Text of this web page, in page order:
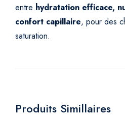
entre hydratation efficace,
confort capillaire, pour des
saturation.
Produits Simillaires